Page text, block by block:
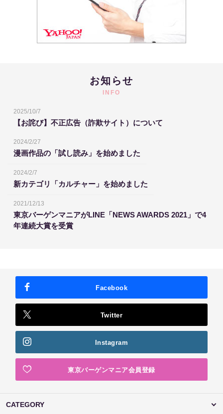
お知らせ
INFO
2025/10/7
【お詫び】不正広告（詐欺サイト）について
2024/2/27
漫画作品の「試し読み」を始めました
2024/2/7
新カテゴリ「カルチャー」を始めました
2021/12/13
東京バーゲンマニアがLINE「NEWS AWARDS 2021」で4
年連続大賞を受賞
Facebook
Twitter
Instagram
東京バーゲンマニア会員登録
CATEGORY